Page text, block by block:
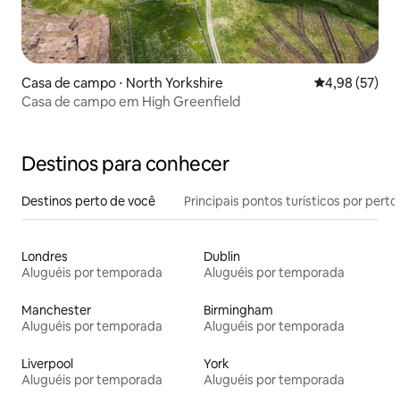
Casa de campo ⋅ North Yorkshire 4,98 de uma
4,98 (57)
Casa de campo em High Greenfield
Destinos para conhecer
Destinos perto de você Principais pontos turísticos por perto
Londres
Aluguéis por temporada
Dublin
Aluguéis por temporada
Manchester
Aluguéis por temporada
Birmingham
Aluguéis por temporada
Liverpool
Aluguéis por temporada
York
Aluguéis por temporada